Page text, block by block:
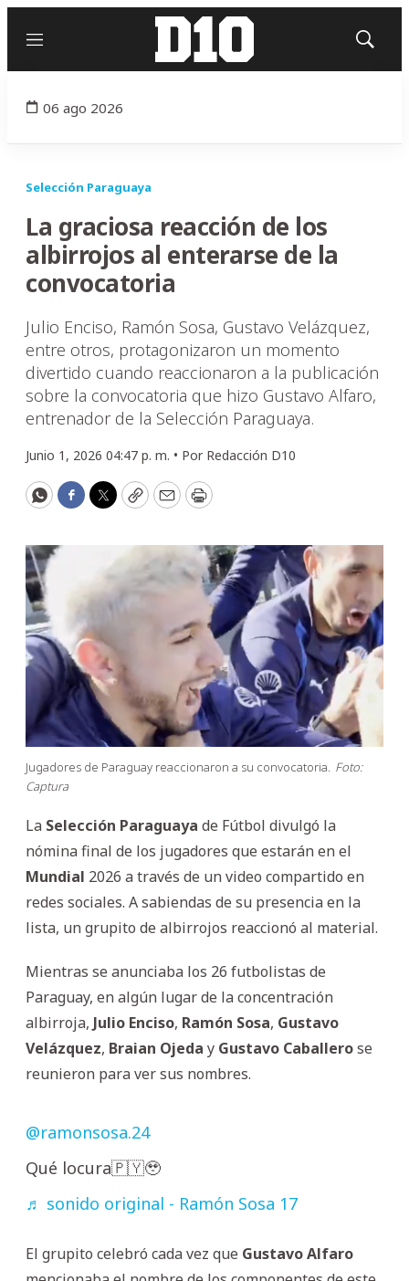
Menú
Mostrar
06 ago 2026
Selección Paraguaya
La graciosa reacción de los
albirrojos al enterarse de la
convocatoria
Julio Enciso, Ramón Sosa, Gustavo Velázquez,
entre otros, protagonizaron un momento
divertido cuando reaccionaron a la publicación
sobre la convocatoria que hizo Gustavo Alfaro,
entrenador de la Selección Paraguaya.
Junio 1, 2026 04:47 p. m. • Por Redacción D10
WhatsApp
Facebook
Twitter
CopyEmailPrint
Jugadores de Paraguay reaccionaron a su convocatoria. Foto:
Captura
La Selección Paraguaya de Fútbol divulgó la
nómina final de los jugadores que estarán en el
Mundial 2026 a través de un video compartido en
redes sociales. A sabiendas de su presencia en la
lista, un grupito de albirrojos reaccionó al material.
Mientras se anunciaba los 26 futbolistas de
Paraguay, en algún lugar de la concentración
albirroja, Julio Enciso, Ramón Sosa, Gustavo
Velázquez, Braian Ojeda y Gustavo Caballerose
reunieron para ver sus nombres.
@ramonsosa.24
Qué locura🇵🇾🥹
♬ sonido original - Ramón Sosa 17
El grupito celebró cada vez que GustavoAlfaro